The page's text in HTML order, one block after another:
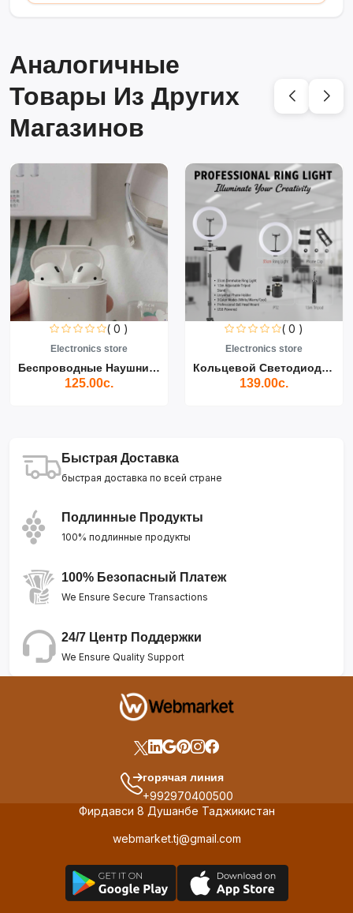
Аналогичные
Товары Из Других
Магазинов
( 0 )
Electronics store
Беспроводные Наушники Air...
125.00с.
( 0 )
Electronics store
Кольцевой Светодиодный Св...
139.00с.
Быстрая Доставка
быстрая доставка по всей стране
Подлинные Продукты
100% подлинные продукты
100% Безопасный Платеж
We Ensure Secure Transactions
24/7 Центр Поддержки
We Ensure Quality Support
горячая линия
+992970400500
Фирдавси 8 Душанбе Таджикистан
webmarket.tj@gmail.com